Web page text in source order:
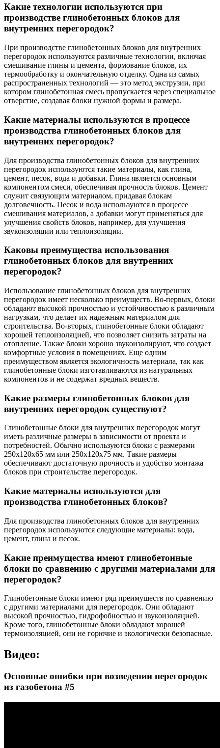
Какие технологии используются при
производстве глинобетонных блоков для
внутренних перегородок?
При производстве глинобетонных блоков для внутренних
перегородок используются различные технологии, включая
смешивание глины и цемента, формование блоков, их
термообработку и окончательную отделку. Одна из самых
распространенных технологий — это метод экструзии, при
котором глинобетонная смесь пропускается через специальное
отверстие, создавая блоки нужной формы и размера.
Какие материалы используются в процессе
производства глинобетонных блоков для
внутренних перегородок?
Для производства глинобетонных блоков для внутренних
перегородок используются такие материалы, как глина,
цемент, песок, вода и добавки. Глина является основным
компонентом смеси, обеспечивая прочность блоков. Цемент
служит связующим материалом, придавая блокам
долговечность. Песок и вода используются в процессе
смешивания материалов, а добавки могут применяться для
улучшения свойств блоков, например, для улучшения
звукоизоляции или теплоизоляции.
Каковы преимущества использования
глинобетонных блоков для внутренних
перегородок?
Использование глинобетонных блоков для внутренних
перегородок имеет несколько преимуществ. Во-первых, блоки
обладают высокой прочностью и устойчивостью к различным
нагрузкам, что делает их надежным материалом для
строительства. Во-вторых, глинобетонные блоки обладают
хорошей теплоизоляцией, что позволяет снизить затраты на
отопление. Также блоки хорошо звукоизолируют, что создает
комфортные условия в помещениях. Еще одним
преимуществом является экологичность материала, так как
глинобетонные блоки изготавливаются из натуральных
компонентов и не содержат вредных веществ.
Какие размеры глинобетонных блоков для
внутренних перегородок существуют?
Глинобетонные блоки для внутренних перегородок могут
иметь различные размеры в зависимости от проекта и
потребностей. Обычно используются блоки с размерами
250x120x65 мм или 250x120x75 мм. Такие размеры
обеспечивают достаточную прочность и удобство монтажа
блоков при строительстве перегородок.
Какие материалы используются для
производства глинобетонных блоков?
Для производства глинобетонных блоков для внутренних
перегородок используются следующие материалы: вода,
цемент, глина и песок.
Какие преимущества имеют глинобетонные
блоки по сравнению с другими материалами для
перегородок?
Глинобетонные блоки имеют ряд преимуществ по сравнению
с другими материалами для перегородок. Они обладают
высокой прочностью, гидрофобностью и звукоизоляцией.
Кроме того, глинобетонные блоки обладают хорошей
термоизоляцией, они не горючие и экологически безопасные.
Видео:
Основные ошибки при возведении перегородок
из газобетона #5